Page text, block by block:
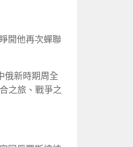
開他再次蟬聯
俄新時期周全
之旅、戰爭之